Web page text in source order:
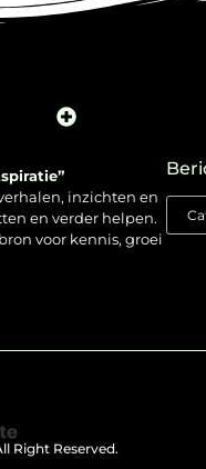
inzichten en
en verder helpen.
voor kennis, groei
Right Reserved.